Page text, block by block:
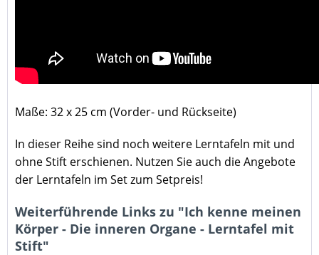
Maße: 32 x 25 cm (Vorder- und Rückseite)
In dieser Reihe sind noch weitere Lerntafeln mit und
ohne Stift erschienen. Nutzen Sie auch die Angebote
der Lerntafeln im Set zum Setpreis!
Weiterführende Links zu "Ich kenne meinen
Körper - Die inneren Organe - Lerntafel mit
Stift"